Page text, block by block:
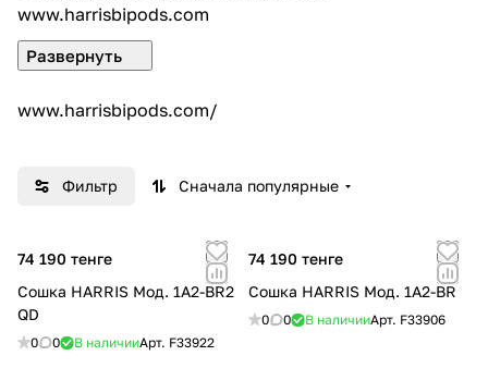
www.harrisbipods.com
www.harrisbipods.com/
Фильтр Сначала популярные
74 190 тенге
Сошка HARRIS Мод. 1A2-BR2
QD
0 0 В наличииАрт. F33922
74 190 тенге
Сошка HARRIS Мод. 1A2-BR
0 0 В наличииАрт. F33906